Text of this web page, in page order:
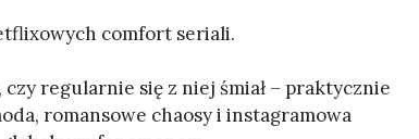
comfort seriali.
, czy regularnie się z niej śmiał – praktycznie
romansowe chaosy i instagramowa